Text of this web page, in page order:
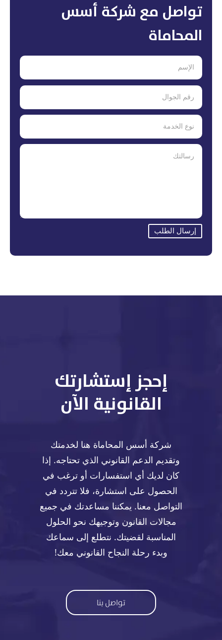
تواصل مع شركة أسس
المحاماة
إرسال الطلب
إحجز إستشارتك
القانونية الآن
شركة أسس المحاماة هنا لخدمتك
وتقديم الدعم القانوني الذي تحتاجه. إذا
كان لديك أي استفسارات أو ترغب في
الحصول على استشارة، فلا تتردد في
التواصل معنا. يمكننا مساعدتك في جميع
مجالات القانون وتوجيهك نحو الحلول
المناسبة لقضيتك. نتطلع إلى سماعك
وبدء رحلة النجاح القانوني معك!
تواصل بنا